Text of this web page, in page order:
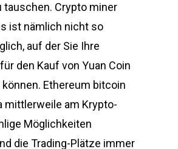
tauschen. Crypto miner
ist nämlich nicht so
auf der Sie Ihre
den Kauf von Yuan Coin
Ethereum bitcoin
mittlerweile am Krypto-
Möglichkeiten
die Trading-Plätze immer